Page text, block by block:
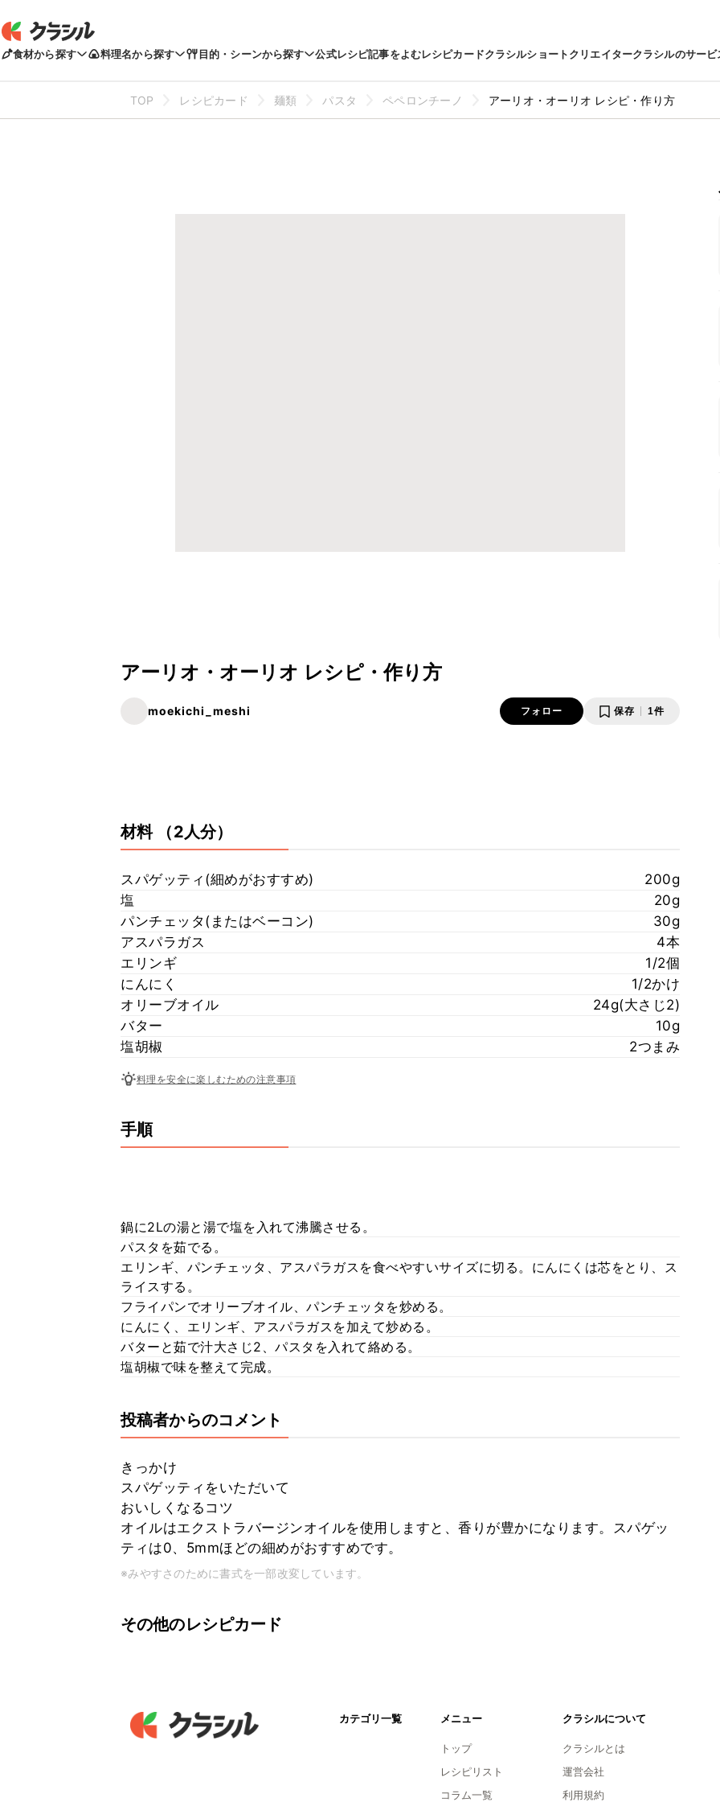
食材から探す 料理名から探す 目的・シーンから探す 公式レシピ記事をよむレシピカードクラシルショートクリエイタークラシルのサービ
TOP レシピカード 麺類 パスタ ペペロンチーノ アーリオ・オーリオ レシピ・作り方
アーリオ・オーリオ レシピ・作り方
moekichi_meshi フォロー 保存 1件
材料 （2人分）
スパゲッティ(細めがおすすめ)
200g
塩
20g
パンチェッタ(またはベーコン)
30g
アスパラガス
4本
エリンギ
1/2個
にんにく
1/2かけ
オリーブオイル
24g(大さじ2)
バター
10g
塩胡椒
2つまみ
料理を安全に楽しむための注意事項
手順
鍋に2Lの湯と湯で塩を入れて沸騰させる。
パスタを茹でる。
エリンギ、パンチェッタ、アスパラガスを食べやすいサイズに切る。にんにくは芯をとり、ス
ライスする。
フライパンでオリーブオイル、パンチェッタを炒める。
にんにく、エリンギ、アスパラガスを加えて炒める。
バターと茹で汁大さじ2、パスタを入れて絡める。
塩胡椒で味を整えて完成。
投稿者からのコメント
きっかけ
スパゲッティをいただいて
おいしくなるコツ
オイルはエクストラバージンオイルを使用しますと、香りが豊かになります。スパゲッ
ティは0、5mmほどの細めがおすすめです。
※みやすさのために書式を一部改変しています。
その他のレシピカード
カテゴリ一覧 メニュー
トップ
レシピリスト
コラム一覧
クラシルについて
クラシルとは
運営会社
利用規約